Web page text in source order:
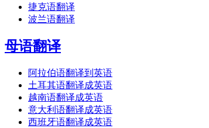
捷克语翻译
波兰语翻译
母语翻译
阿拉伯语翻译到英语
土耳其语翻译成英语
越南语翻译成英语
意大利语翻译成英语
西班牙语翻译成英语